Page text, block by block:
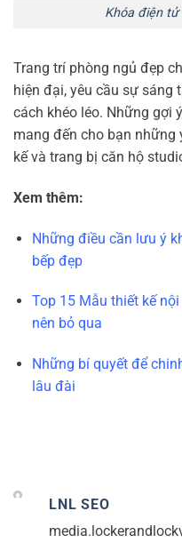
Khóa điện tử
Trang trí phòng ngủ đẹp
hiện đại, yêu cầu sự sáng
cách khéo léo. Những gợi
mang đến cho bạn
kế và trang bị căn hộ
Xem thêm:
Những điều cần lưu ý
bếp đẹp
Top 15 Mẫu thiết kế
nên bỏ qua
Những bí quyết để
lâu đài
LNL SEO